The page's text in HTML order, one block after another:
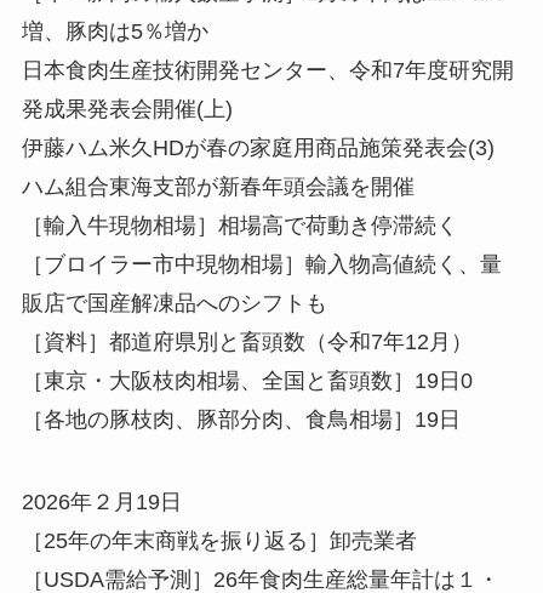
増、豚肉は5％増か
日本食肉生産技術開発センター、令和7年度研究開
発成果発表会開催(上)
伊藤ハム米久HDが春の家庭用商品施策発表会(3)
ハム組合東海支部が新春年頭会議を開催
［輸入牛現物相場］相場高で荷動き停滞続く
［ブロイラー市中現物相場］輸入物高値続く、量
販店で国産解凍品へのシフトも
［資料］都道府県別と畜頭数（令和7年12月）
［東京・大阪枝肉相場、全国と畜頭数］19日0
［各地の豚枝肉、豚部分肉、食鳥相場］19日
2026年２月19日
［25年の年末商戦を振り返る］卸売業者
［USDA需給予測］26年食肉生産総量年計は１・